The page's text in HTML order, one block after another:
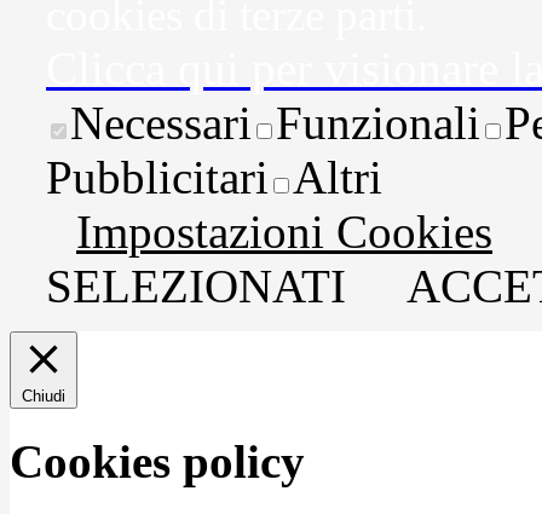
Necessari Funzionali
Pubblicitari Altri
Impostazioni Cookies
SELEZIONATI
Chiudi
Cookies policy